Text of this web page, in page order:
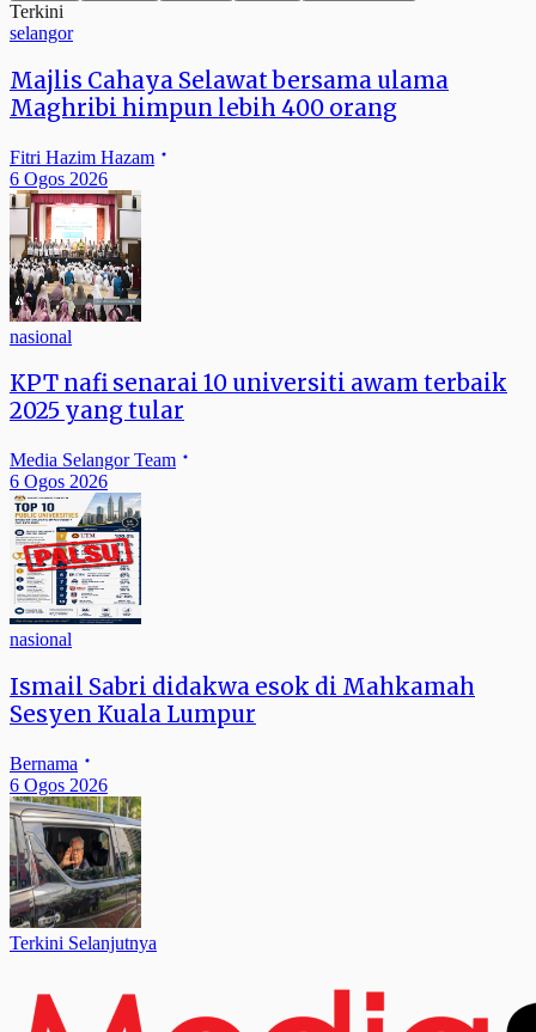
Terkini
selangor
Majlis Cahaya Selawat bersama ulama
Maghribi himpun lebih 400 orang
Fitri Hazim Hazam
6 Ogos 2026
nasional
KPT nafi senarai 10 universiti awam terbaik
2025 yang tular
Media Selangor Team
6 Ogos 2026
nasional
Ismail Sabri didakwa esok di Mahkamah
Sesyen Kuala Lumpur
Bernama
6 Ogos 2026
Terkini Selanjutnya